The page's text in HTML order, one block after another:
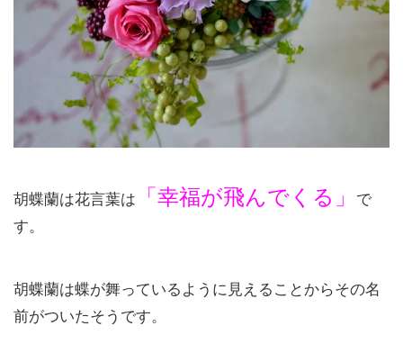
胡蝶蘭は花言葉は 「幸福が飛んでくる」
で
す。
胡蝶蘭は蝶が舞っているように見えることからその名
前がついたそうです。